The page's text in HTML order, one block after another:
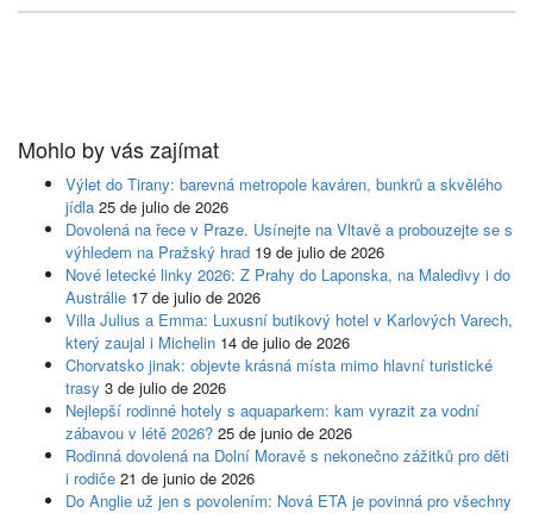
Mohlo by vás zajímat
Výlet do Tirany: barevná metropole kaváren, bunkrů a skvělého
jídla 25 de julio de 2026
Dovolená na řece v Praze. Usínejte na Vltavě a probouzejte se s
výhledem na Pražský hrad 19 de julio de 2026
Nové letecké linky 2026: Z Prahy do Laponska, na Maledivy i do
Austrálie 17 de julio de 2026
Villa Julius a Emma: Luxusní butikový hotel v Karlových Varech,
který zaujal i Michelin 14 de julio de 2026
Chorvatsko jinak: objevte krásná místa mimo hlavní turistické
trasy 3 de julio de 2026
Nejlepší rodinné hotely s aquaparkem: kam vyrazit za vodní
zábavou v létě 2026? 25 de junio de 2026
Rodinná dovolená na Dolní Moravě s nekonečno zážitků pro děti
i rodiče 21 de junio de 2026
Do Anglie už jen s povolením: Nová ETA je povinná pro všechny